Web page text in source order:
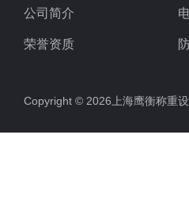
公司简介
荣誉资质
Copyright © 2026上海鹰衡称重